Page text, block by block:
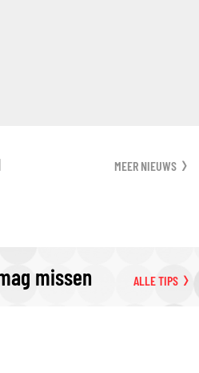
MEER NIEUWS
missen ALLE TIPS